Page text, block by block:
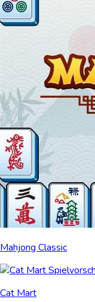
Mahjong Classic
Cat Mart